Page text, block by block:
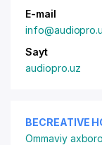
E-mail
Sayt
audiopro.uz
BECREATIVE
Ommaviy